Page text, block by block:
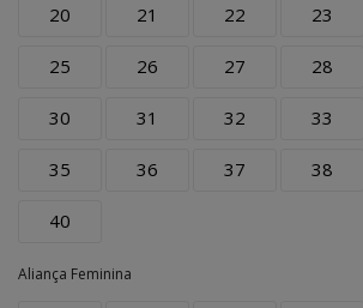
20 21 22 23
25 26 27 28
30 31 32 33
35 36 37 38
40
Aliança Feminina